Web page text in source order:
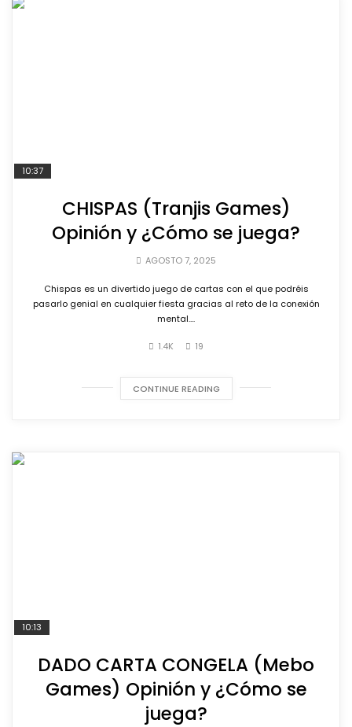
10:37
CHISPAS (Tranjis Games)
Opinión y ¿Cómo se juega?
AGOSTO 7, 2025
Chispas es un divertido juego de cartas con el que podréis
pasarlo genial en cualquier fiesta gracias al reto de la conexión
mental....
1.4K 19
CONTINUE READING
10:13
DADO CARTA CONGELA (Mebo
Games) Opinión y ¿Cómo se
juega?